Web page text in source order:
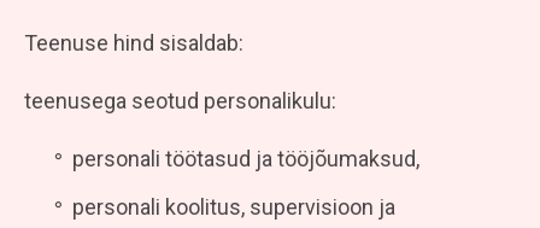
Teenuse hind sisaldab:
teenusega seotud personalikulu:
personali töötasud ja tööjõumaksud,
personali koolitus, supervisioon ja